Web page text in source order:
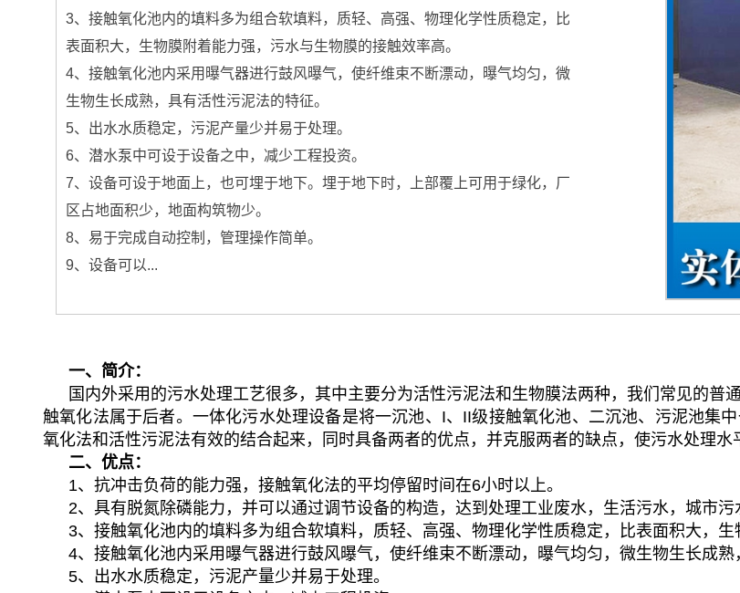
3、接触氧化池内的填料多为组合软填料，质轻、高强、物理化学性质稳定，比
表面积大，生物膜附着能力强，污水与生物膜的接触效率高。
4、接触氧化池内采用曝气器进行鼓风曝气，使纤维束不断漂动，曝气均匀，微
生物生长成熟，具有活性污泥法的特征。
5、出水水质稳定，污泥产量少并易于处理。
6、潜水泵中可设于设备之中，减少工程投资。
7、设备可设于地面上，也可埋于地下。埋于地下时，上部覆上可用于绿化，厂
区占地面积少，地面构筑物少。
8、易于完成自动控制，管理操作简单。
9、设备可以...
一、简介：
国内外采用的污水处理工艺很多，其中主要分为活性污泥法和生物膜法两种，我们常见的
触氧化法属于后者。一体化污水处理设备是将一沉池、I、II级接触氧化池、二沉池、污泥池集
氧化法和活性污泥法有效的结合起来，同时具备两者的优点，并克服两者的缺点，使污水处理水
二、优点：
1、抗冲击负荷的能力强，接触氧化法的平均停留时间在6小时以上。
2、具有脱氮除磷能力，并可以通过调节设备的构造，达到处理工业废水，生活污水，城市污
3、接触氧化池内的填料多为组合软填料，质轻、高强、物理化学性质稳定，比表面积大，生
4、接触氧化池内采用曝气器进行鼓风曝气，使纤维束不断漂动，曝气均匀，微生物生长成熟
5、出水水质稳定，污泥产量少并易于处理。